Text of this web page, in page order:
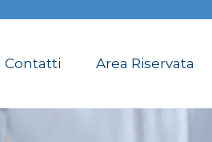
Contatti Area Riservata